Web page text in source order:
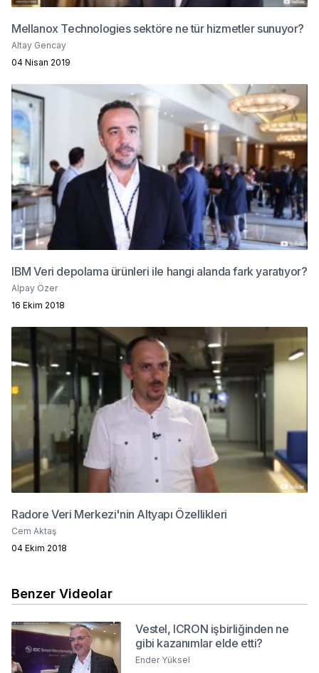
Mellanox Technologies sektöre ne tür hizmetler sunuyor?
Altay Gencay
04 Nisan 2019
IBM Veri depolama ürünleri ile hangi alanda fark yaratıyor?
Alpay Özer
16 Ekim 2018
Radore Veri Merkezi'nin Altyapı Özellikleri
Cem Aktaş
04 Ekim 2018
Benzer Videolar
Vestel, ICRON işbirliğinden ne
gibi kazanımlar elde etti?
Ender Yüksel